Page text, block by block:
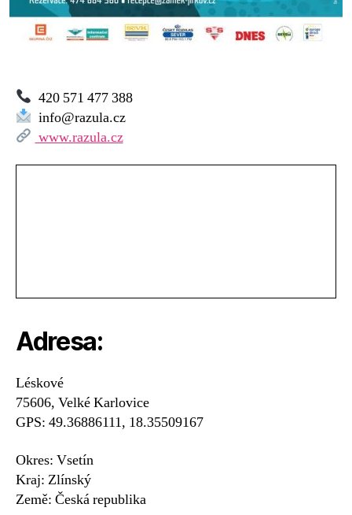
420 571 477 388
info@razula.cz
www.razula.cz
Adresa:
Léskové
75606, Velké Karlovice
GPS: 49.36886111, 18.35509167
Okres: Vsetín
Kraj: Zlínský
Země: Česká republika